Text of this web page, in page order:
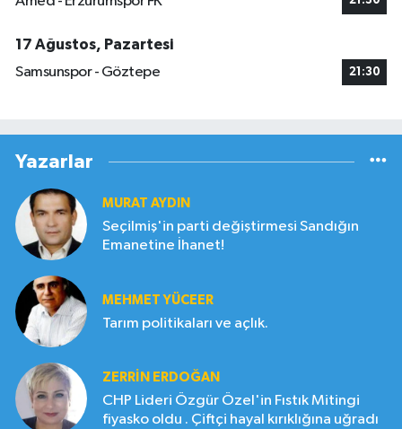
17 Ağustos, Pazartesi
Samsunspor - Göztepe
21:30
Yazarlar
MURAT AYDIN
Seçilmiş'in parti değiştirmesi Sandığın
Emanetine İhanet!
MEHMET YÜCEER
Tarım politikaları ve açlık.
ZERRIN ERDOĞAN
CHP Lideri Özgür Özel'in Fıstık Mitingi
fiyasko oldu . Çiftçi hayal kırıklığına uğradı